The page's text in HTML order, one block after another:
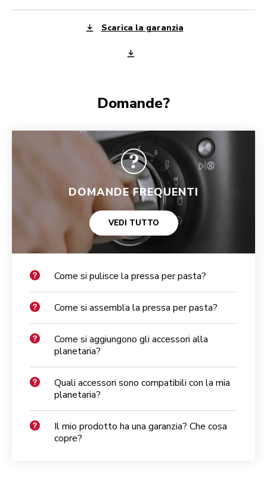
Scarica la garanzia
Domande?
DOMANDE FREQUENTI
VEDI TUTTO
Come si pulisce la pressa per pasta?
Come si assembla la pressa per pasta?
Come si aggiungono gli accessori alla
planetaria?
Quali accessori sono compatibili con la mia
planetaria?
Il mio prodotto ha una garanzia? Che cosa
copre?